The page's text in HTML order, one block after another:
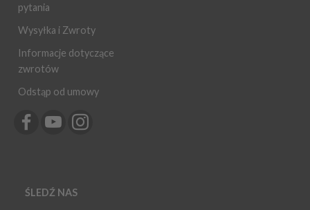
pytania
Wysyłka i Zwroty
Informacje dotyczące
zwrotów
Odstąp od umowy
ŚLEDŹ NAS